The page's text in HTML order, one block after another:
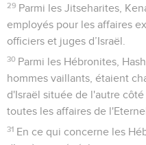
29 Parmi les Jitseharites,
employés pour les affaires
officiers et juges d’Israël.
30 Parmi les Hébronites,
hommes vaillants, étaient
d'Israël située de l'autre
toutes les affaires de
31 En ce qui concerne les